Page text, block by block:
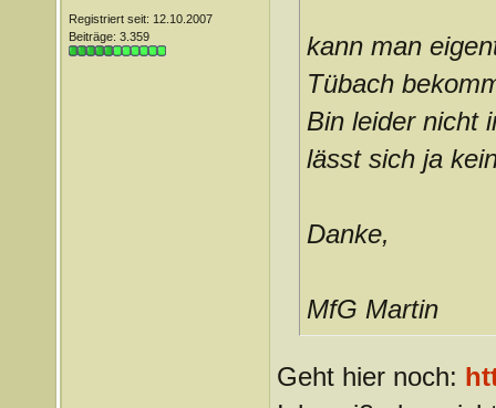
Registriert seit: 12.10.2007
Beiträge: 3.359
kann man
Tübach
Bin leider nicht
lässt sich ja
Danke,
MfG Martin
Geht hier noch: